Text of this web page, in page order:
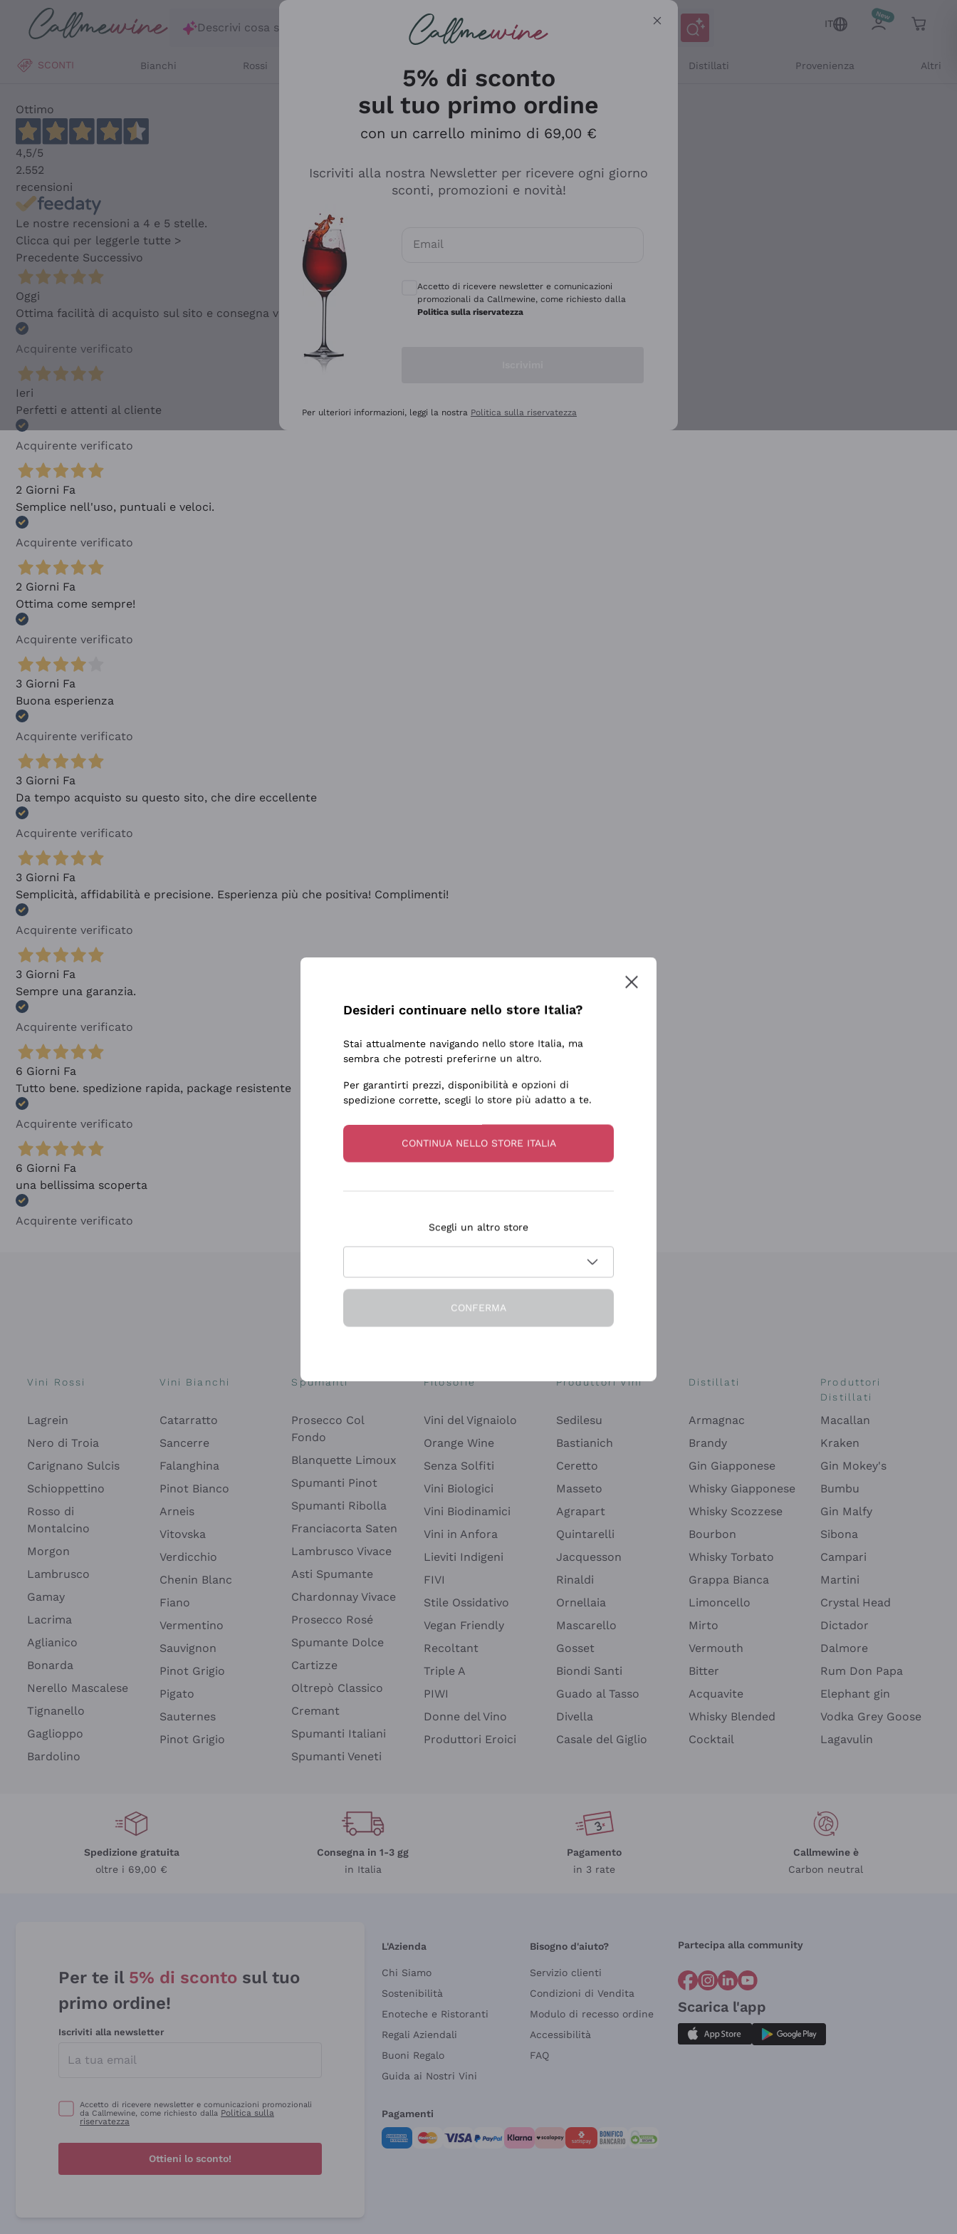
Salta al contenuto principale
Descrivi cosa stai cercando
IT
SCONTI Bianchi Rossi Distillati Provenienza Altri
Ottimo
4,5/5
2.552
recensioni
Le nostre recensioni a 4 e 5 stelle.
Clicca qui per leggerle tutte >
Precedente Successivo
Oggi
Ottima facilità di acquisto sul sito e consegna velocissima
Acquirente verificato
Ieri
Perfetti e attenti al cliente
Acquirente verificato
2 Giorni Fa
Semplice nell'uso, puntuali e veloci.
Acquirente verificato
2 Giorni Fa
Ottima come sempre!
Acquirente verificato
3 Giorni Fa
Buona esperienza
Acquirente verificato
3 Giorni Fa
Da tempo acquisto su questo sito, che dire eccellente
Acquirente verificato
3 Giorni Fa
Semplicità, affidabilità e precisione. Esperienza più che positiva! Complimenti!
Acquirente verificato
3 Giorni Fa
Sempre una garanzia.
Acquirente verificato
6 Giorni Fa
Tutto bene. spedizione rapida, package resistente
Acquirente verificato
6 Giorni Fa
una bellissima scoperta
Acquirente verificato
Esplora il catalogo
Vini Rossi
Lagrein
Nero di Troia
Carignano Sulcis
Schioppettino
Rosso di
Montalcino
Morgon
Lambrusco
Gamay
Lacrima
Aglianico
Bonarda
Nerello Mascalese
Tignanello
Gaglioppo
Bardolino
Vini Bianchi
Catarratto
Sancerre
Falanghina
Pinot Bianco
Arneis
Vitovska
Verdicchio
Chenin Blanc
Fiano
Vermentino
Sauvignon
Pinot Grigio
Pigato
Sauternes
Pinot Grigio
Spumanti
Prosecco Col
Fondo
Blanquette Limoux
Spumanti Pinot
Spumanti Ribolla
Franciacorta Saten
Lambrusco Vivace
Asti Spumante
Chardonnay Vivace
Prosecco Rosé
Spumante Dolce
Cartizze
Oltrepò Classico
Cremant
Spumanti Italiani
Spumanti Veneti
Filosofie
Vini del Vignaiolo
Orange Wine
Senza Solfiti
Vini Biologici
Vini Biodinamici
Vini in Anfora
Lieviti Indigeni
FIVI
Stile Ossidativo
Vegan Friendly
Recoltant
Triple A
PIWI
Donne del Vino
Produttori Eroici
Produttori Vini
Sedilesu
Bastianich
Ceretto
Masseto
Agrapart
Quintarelli
Jacquesson
Rinaldi
Ornellaia
Mascarello
Gosset
Biondi Santi
Guado al Tasso
Divella
Casale del Giglio
Distillati
Armagnac
Brandy
Gin Giapponese
Whisky Giapponese
Whisky Scozzese
Bourbon
Whisky Torbato
Grappa Bianca
Limoncello
Mirto
Vermouth
Bitter
Acquavite
Whisky Blended
Cocktail
Produttori
Distillati
Macallan
Kraken
Gin Mokey's
Bumbu
Gin Malfy
Sibona
Campari
Martini
Crystal Head
Dictador
Dalmore
Rum Don Papa
Elephant gin
Vodka Grey Goose
Lagavulin
Spedizione gratuita
oltre i 69,00 €
Consegna in 1-3 gg
in Italia
Pagamento
in 3 rate
Callmewine è
Carbon neutral
Per te il 5% di sconto sul tuo
primo ordine!
Iscriviti alla newsletter
Accetto di ricevere newsletter e comunicazioni promozionali
da Callmewine, come richiesto dalla Politica sulla
riservatezza
Ottieni lo sconto!
L'Azienda
Chi Siamo
Sostenibilità
Enoteche e Ristoranti
Regali Aziendali
Buoni Regalo
Guida ai Nostri Vini
Bisogno d'aiuto?
Servizio clienti
Condizioni di Vendita
Modulo di recesso ordine
Accessibilità
FAQ
Partecipa alla community
Scarica l'app
Pagamenti
5% di sconto
sul tuo primo ordine
con un carrello minimo di 69,00 €
Iscriviti alla nostra Newsletter per ricevere ogni giorno
sconti, promozioni e novità!
Email
Accetto di ricevere newsletter e comunicazioni
promozionali da Callmewine, come richiesto dalla
Politica sulla riservatezza
Per ulteriori informazioni, leggi la nostra Politica sulla riservatezza
Desideri continuare nello store Italia?
Stai attualmente navigando nello store Italia, ma
sembra che potresti preferirne un altro.
Per garantirti prezzi, disponibilità e opzioni di
spedizione corrette, scegli lo store più adatto a te.
CONTINUA NELLO STORE ITALIA
Scegli un altro store
CONFERMA